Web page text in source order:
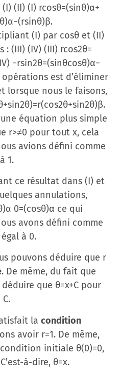
(II) (I) rcos⁡θ=(sin⁡θ)α+
(I) par cos⁡θ et (II)
(III) (IV) (III) rcos2⁡θ=
−rsin2⁡θ=(sin⁡θcos⁡θ)α−
est d’éliminer
lorsque nous le faisons,
une équation plus simple
r>≠0 pour tout x, cela
avions défini comme
1.
ce résultat dans (I) et
annulations,
0=(cos⁡θ)α ce qui
avons défini comme
à 0.
pouvons déduire que r
. De même, du fait que
que θ=x+C pour
la condition
avoir r=1. De même,
initiale θ(0)=0,
à-dire, θ=x.